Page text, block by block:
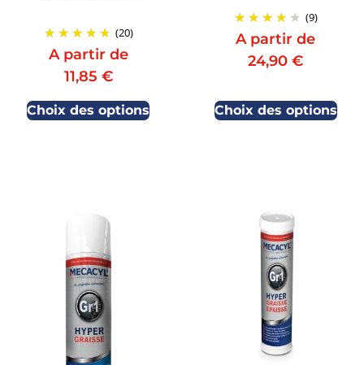
(20)
A partir de
11,85 €
Choix des options
(9)
A partir de
24,90€
Choix des options